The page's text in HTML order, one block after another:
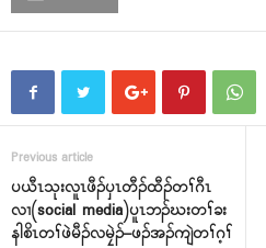
Previous article
ပယီၤသုးလူၤဖီၣ်ၦၤတီၣ်ထီၣ်တၢ်ဂီၤ
လၢ(social media)ပူၤဘၣ်ဃးတၢ်ခး
နါစိၤတၢ်ဖဲမီၣ်လမၠဲၣ်–ဖၣ်အၣ်ကျဲတၢ်ဂ့ၢ်